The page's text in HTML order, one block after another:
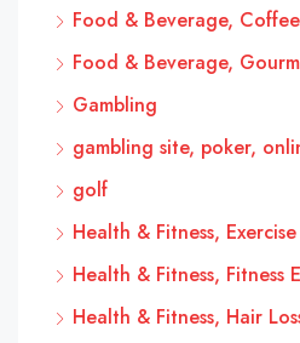
Food & Beverage, Coffee
Food & Beverage,
Gambling
gambling site, poker,
golf
Health & Fitness, Exercise
Health & Fitness, Fitness
Health & Fitness, Hair